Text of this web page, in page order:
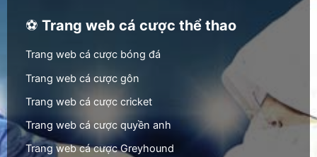
⚽Trang web cá cược thể thao
Trang web cá cược bóng đá
Trang web cá cược gôn
Trang web cá cược cricket
Trang web cá cược quyền anh
Trang web cá cược Greyhound